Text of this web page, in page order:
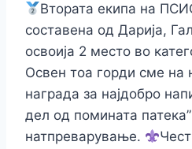
Втората екипа на
составена од Дарија,
освоија 2 место во
Освен тоа горди сме на
награда за најдобро
дел од помината
натпреварување.